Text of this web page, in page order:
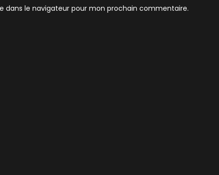
dans le navigateur pour mon prochain commentaire.